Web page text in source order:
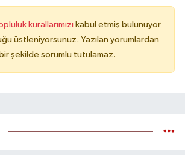
kurallarımızı kabul etmiş bulunuyor
üstleniyorsunuz. Yazılan yorumlardan
şekilde sorumlu tutulamaz.